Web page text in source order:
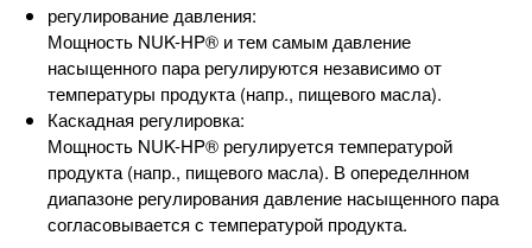
регулирование давления:
Мощность NUK-HP® и тем самым давление
насыщенного пара регулируются независимо от
температуры продукта (напр., пищевого масла).
Каскадная регулировка:
Мощность NUK-HP® регулируется температурой
продукта (напр., пищевого масла). В опеределнном
диапазоне регулирования давление насыщенного пара
согласовывается с температурой продукта.